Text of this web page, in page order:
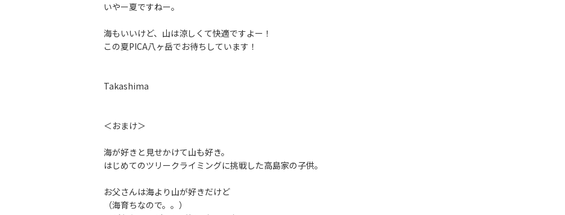
いやー夏ですねー。
海もいいけど、山は涼しくて快適ですよー！
この夏PICA八ヶ岳でお待ちしています！
Takashima
＜おまけ＞
海が好きと見せかけて山も好き。
はじめてのツリークライミングに挑戦した高島家の子供。
お父さんは海より山が好きだけど
（海育ちなので。。）